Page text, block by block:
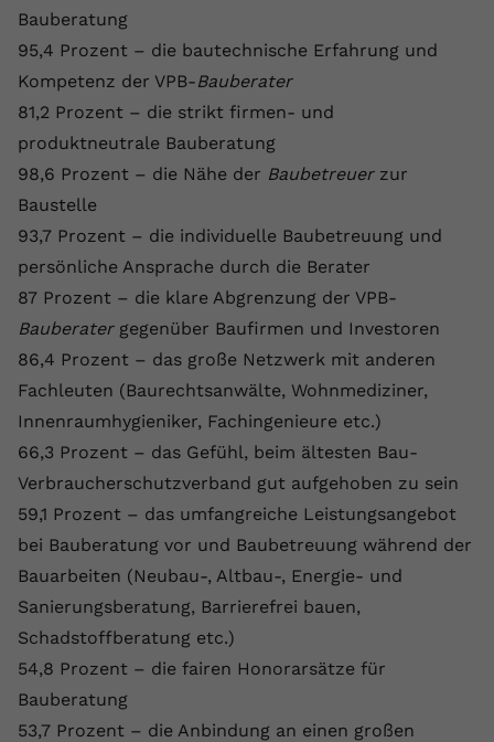
Bauberatung
95,4 Prozent – die bautechnische Erfahrung und
Kompetenz der VPB-Bauberater
81,2 Prozent – die strikt firmen- und
produktneutrale Bauberatung
98,6 Prozent – die Nähe der Baubetreuerzur
Baustelle
93,7 Prozent – die individuelle Baubetreuung und
persönliche Ansprache durch die Berater
87 Prozent – die klare Abgrenzung der VPB-
Bauberatergegenüber Baufirmen und Investoren
86,4 Prozent – das große Netzwerk mit anderen
Fachleuten (Baurechtsanwälte, Wohnmediziner,
Innenraumhygieniker, Fachingenieure etc.)
66,3 Prozent – das Gefühl, beim ältesten Bau-
Verbraucherschutzverband gut aufgehoben zu sein
59,1 Prozent – das umfangreiche Leistungsangebot
bei Bauberatung vor und Baubetreuung während der
Bauarbeiten (Neubau-, Altbau-, Energie- und
Sanierungsberatung, Barrierefrei bauen,
Schadstoffberatung etc.)
54,8 Prozent – die fairen Honorarsätze für
Bauberatung
53,7 Prozent – die Anbindung an einen großen